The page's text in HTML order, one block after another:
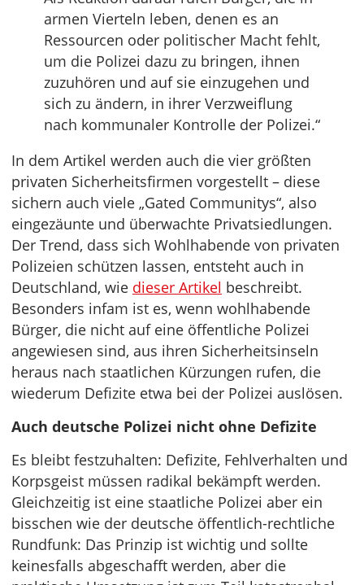
armen Vierteln leben, denen es an
Ressourcen oder politischer Macht fehlt,
um die Polizei dazu zu bringen, ihnen
zuzuhören und auf sie einzugehen und
sich zu ändern, in ihrer Verzweiflung
nach kommunaler Kontrolle der Polizei.“
In dem Artikel werden auch die vier größten
privaten Sicherheitsfirmen vorgestellt – diese
sichern auch viele „Gated Communitys“, also
eingezäunte und überwachte Privatsiedlungen.
Der Trend, dass sich Wohlhabende von privaten
Polizeien schützen lassen, entsteht auch in
Deutschland, wie dieser Artikel beschreibt.
Besonders infam ist es, wenn wohlhabende
Bürger, die nicht auf eine öffentliche Polizei
angewiesen sind, aus ihren Sicherheitsinseln
heraus nach staatlichen Kürzungen rufen, die
wiederum Defizite etwa bei der Polizei auslösen.
Auch deutsche Polizei nicht ohne Defizite
Es bleibt festzuhalten: Defizite, Fehlverhalten und
Korpsgeist müssen radikal bekämpft werden.
Gleichzeitig ist eine staatliche Polizei aber ein
bisschen wie der deutsche öffentlich-rechtliche
Rundfunk: Das Prinzip ist wichtig und sollte
keinesfalls abgeschafft werden, aber die